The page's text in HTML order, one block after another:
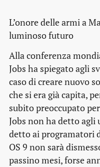
L’onore delle armi a
luminoso futuro
Alla conferenza
Jobs ha spiegato agli
caso di creare nuovo
che si era già capita,
subito preoccupato
Jobs non ha detto
detto ai programatori
OS 9 non sarà
passino mesi, forse